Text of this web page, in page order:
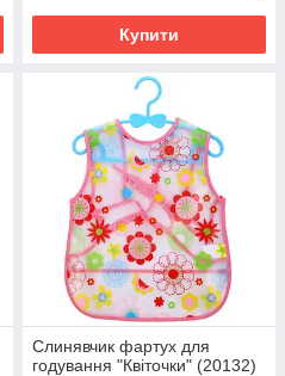
Купити
Слинявчик фартух для
годування "Квіточки" (20132)